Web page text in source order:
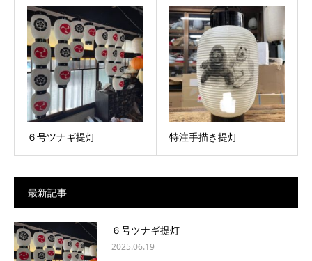
６号ツナギ提灯 特注手描き提灯
最新記事
６号ツナギ提灯
2025.06.19